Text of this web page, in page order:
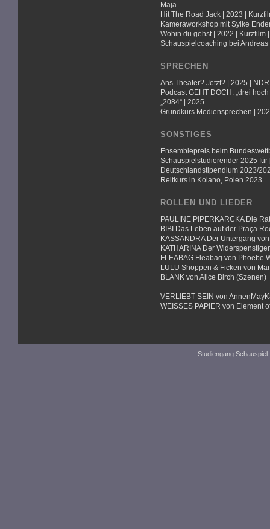
Maja
Hit The Road Jack | 2023 |
Kameraworkshop mit Sylke
Wohin du gehst | 2022 | Kurzfilm
Schauspielcoaching bei
SPRECHEN
Ans Theater? Jetzt? | 2025 |
Podcast GEHT DOCH. „drei
„2084“ | 2025
Grundkurs Mediensprechen | 202
SONSTIGES
Ensemblepreis beim
Schauspielstudierender 2025 für
Deutschlandstipendium 2023/
Reitkurs in Kolano, Polen 2023
ROLLEN UND LIEDER
PAULINE PIPERKARCKA Die
BIBI Das Leben auf der Praça
KASSANDRA Der Untergang
KATHARINA Der
FLEABAG Fleabag von Phoebe
LULU Shoppen & Ficken von
BLANK von Alice Birch (Szenen)
VERLIEBT SEIN von
WEISSES PAPIER von Element
Studiengang